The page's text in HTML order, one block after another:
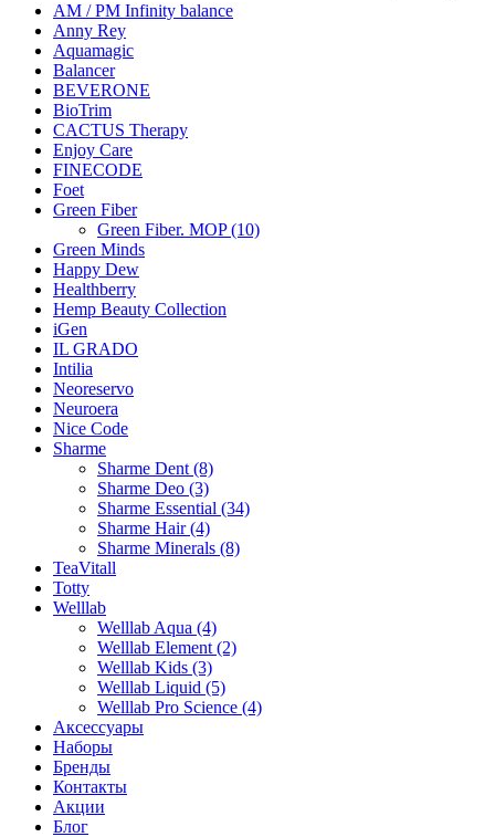
AM / PM Infinity balance
Anny Rey
Aquamagic
Balancer
BEVERONE
BioTrim
CACTUS Therapy
Enjoy Care
FINECODE
Foet
Green Fiber
Green Fiber. MOP (10)
Green Minds
Happy Dew
Healthberry
Hemp Beauty Collection
iGen
IL GRADO
Intilia
Neoreservo
Neuroera
Nice Code
Sharme
Sharme Dent (8)
Sharme Deo (3)
Sharme Essential (34)
Sharme Hair (4)
Sharme Minerals (8)
TeaVitall
Totty
Welllab
Welllab Aqua (4)
Welllab Element (2)
Welllab Kids (3)
Welllab Liquid (5)
Welllab Pro Science (4)
Аксессуары
Наборы
Бренды
Контакты
Акции
Блог